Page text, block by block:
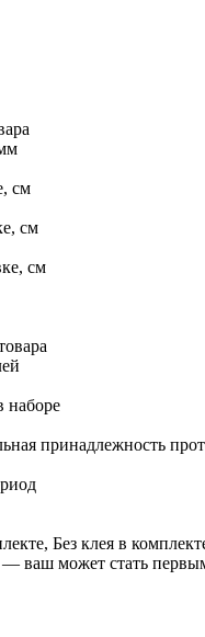
см
см
см
наборе
принадлежность
Без клея в
ваш может стать